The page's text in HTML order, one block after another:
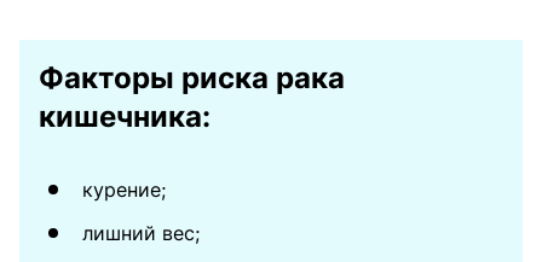
Факторы риска рака
кишечника:
курение;
лишний вес;